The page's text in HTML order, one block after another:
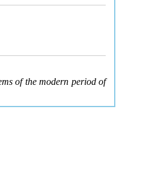
of the modern period of